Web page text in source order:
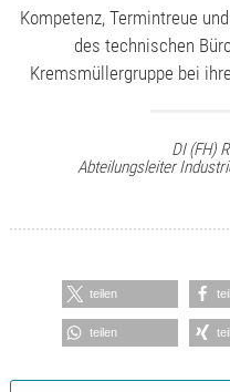
Kompetenz, Termintreue
des technischen
Kremsmüllergruppe bei
DI (FH)
Abteilungsleiter
teilen
teilen